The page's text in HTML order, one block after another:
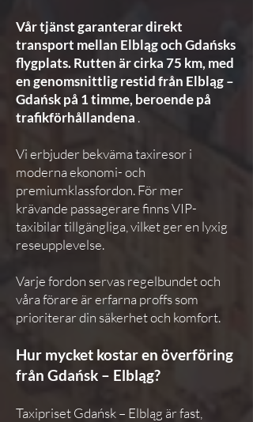
Vår tjänst garanterar direkt
transport mellan Elbląg och Gdańsks
flygplats. Rutten är cirka 75 km, med
en genomsnittlig restid från Elbląg –
Gdańsk på 1 timme, beroende på
trafikförhållandena .
Vi erbjuder bekväma taxiresor i
moderna ekonomi- och
premiumklassfordon. För mer
krävande passagerare finns VIP-
taxibilar tillgängliga, vilket ger en lyxig
reseupplevelse.
Varje fordon servas regelbundet och
våra förare är erfarna proffs som
prioriterar din säkerhet och komfort.
Hur mycket kostar en överföring
från Gdańsk – Elbląg?
Taxipriset Gdańsk – Elbląg är fast,